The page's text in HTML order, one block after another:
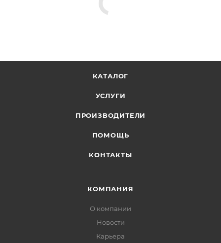
КАТАЛОГ
УСЛУГИ
ПРОИЗВОДИТЕЛИ
ПОМОЩЬ
КОНТАКТЫ
КОМПАНИЯ
О компании
Новости
Карьера